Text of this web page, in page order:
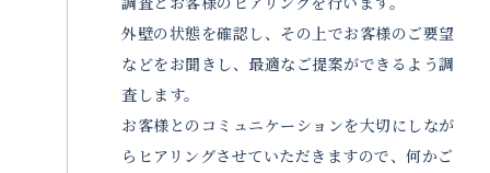
外壁の状態を確認し、その上でお客様のご要望
などをお聞きし、最適なご提案ができるよう調
査します。
お客様とのコミュニケーションを大切にしなが
らヒアリングさせていただきますので、何かご